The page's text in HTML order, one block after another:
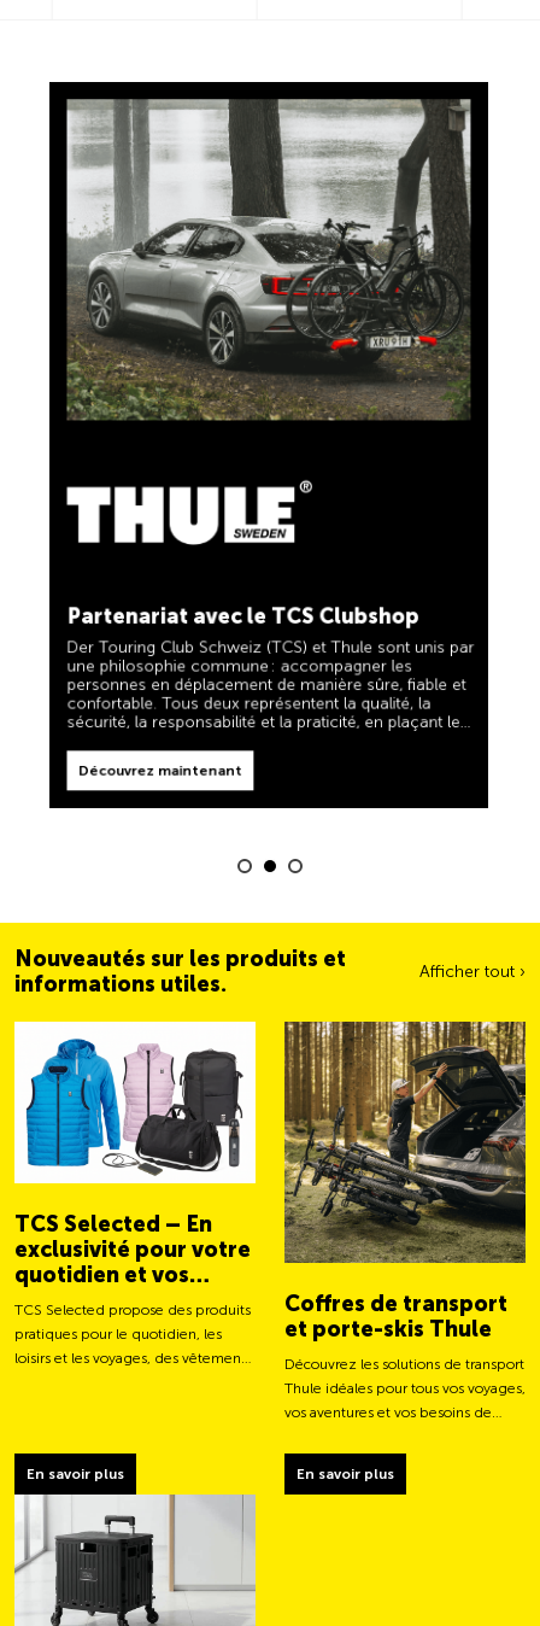
une philosophie commune : accompagner les
personnes en déplacement de manière sûre, fiable et
sécurité, la responsabilité et la praticité, en plaçant les
besoins des voyageurs et des familles actives au
centre de leurs priorités.
Découvrez maintenant
5 % de cashback
TCS, et recevez automatiquement 5 % de cashback.
La TCS Member Mastercard est à la fois carte de
membre, carte de paiement et carte d’épargne, et
reste gratuite à vie pour les membres du TCS.
doivent également respecter la devise « TCS toujours
à mes côtés » et vous être d'une aide fiable et utile
lorsque vous êtes en déplacement. Vous reconnaîtrez
facilement ces produits dans la boutique grâce au
label « Always by my side ».
Découvrez maintenant
Nouveautés sur les produits et
informations utiles.
Afficher tout ›
TCS Selected – En
exclusivité pour votre
quotidien et vos
aventures
TCS Selected propose des produits
pratiques pour le quotidien, les
loisirs et les voyages, des vêtements
En savoir plus
Coffres de transport
et porte-skis Thule
Découvrez les solutions de transport
Thule idéales pour tous vos voyages,
vos aventures et vos besoins de
En savoir plus